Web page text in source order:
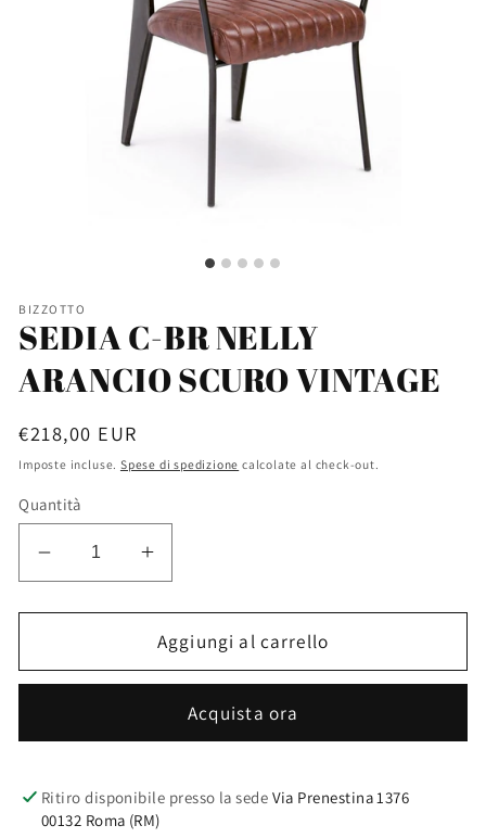
BIZZOTTO
SEDIA C-BR NELLY
ARANCIO SCURO VINTAGE
Prezzo
di
€218,00 EUR
Imposte incluse. Spese di spedizione calcolate al check-out.
Quantità
Diminuisci
quantità
per
C-
ARANCIO
VINTAGE
Aumenta
quantità
per
SEDIA
C-
NELLY
ARANCIO
VINTAGE
Aggiungi al carrello
Acquista ora
Ritiro disponibile presso la sede Via Prenestina 1376
00132 Roma (RM)